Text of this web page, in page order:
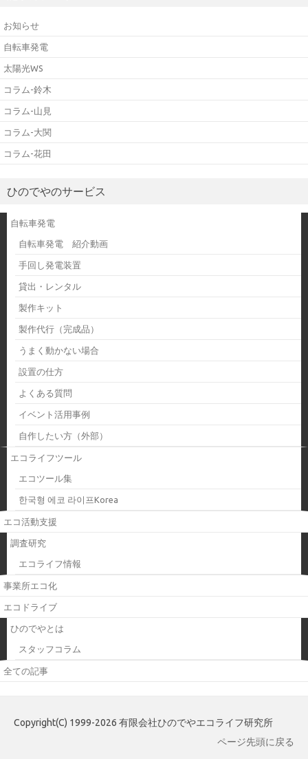
お知らせ
自転車発電
太陽光WS
コラム-鈴木
コラム-山見
コラム-大関
コラム-花田
ひのでやのサービス
自転車発電
自転車発電 紹介動画
手回し発電装置
貸出・レンタル
製作キット
製作代行（完成品）
うまく動かない場合
設置の仕方
よくある質問
イベント活用事例
自作したい方（外部）
エコライフツール
エコツール集
한국형 에코 라이프Korea
エコ活動支援
調査研究
エコライフ情報
事業所エコ化
エコドライブ
ひのでやとは
スタッフコラム
全ての記事
Copyright(C) 1999-2026 有限会社ひのでやエコライフ研究所
ページ先頭に戻る